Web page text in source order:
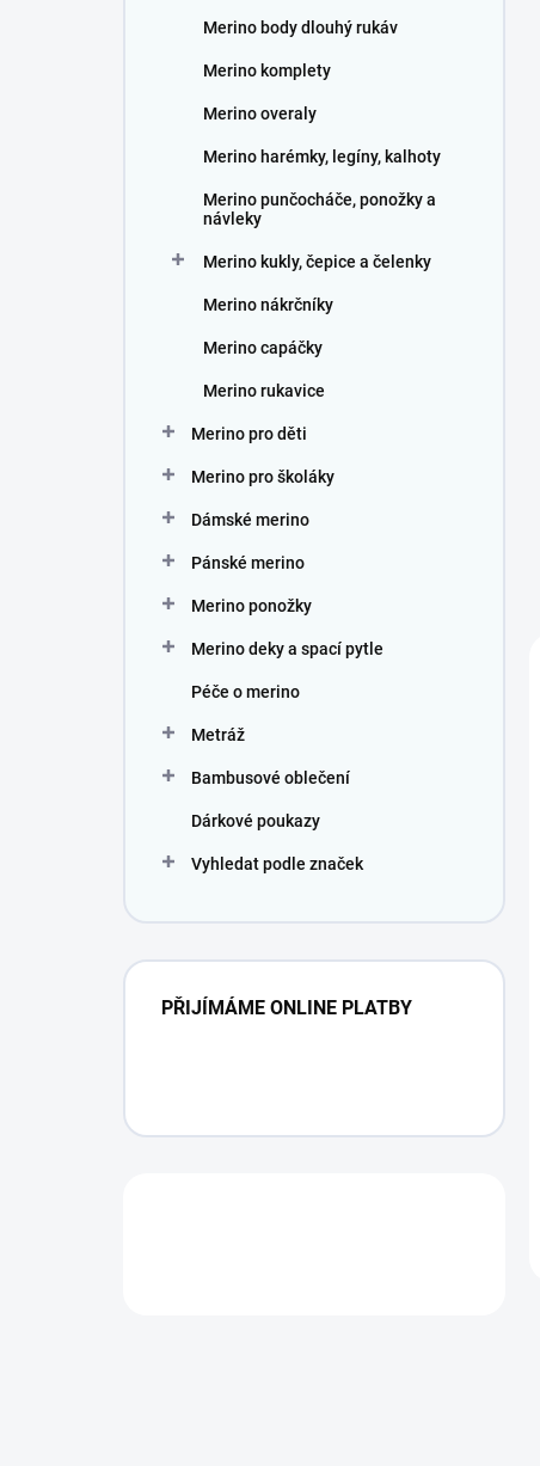
Merino body dlouhý rukáv
Merino komplety
Merino overaly
Merino harémky, legíny, kalhoty
Merino punčocháče, ponožky a
návleky
Merino kukly, čepice a čelenky
Merino nákrčníky
Merino capáčky
Merino rukavice
Merino pro děti
Merino pro školáky
Dámské merino
Pánské merino
Merino ponožky
Merino deky a spací pytle
Péče o merino
Metráž
Bambusové oblečení
Dárkové poukazy
Vyhledat podle značek
PŘIJÍMÁME ONLINE PLATBY